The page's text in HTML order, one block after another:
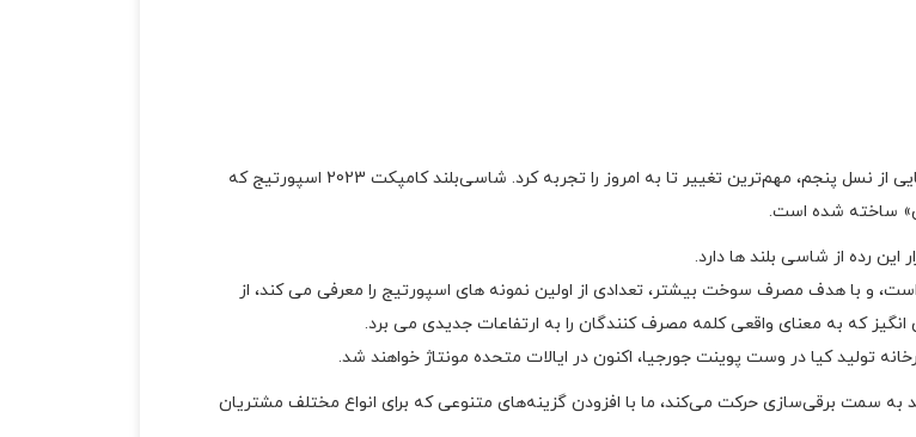
کیا اسپورتج 2023 به‌عنوان یکی از پیشگام کمپانی کیاموتورز، با رونمایی از نسل پنجم، مهم‌ترین تغییر تا به امروز را تجربه کرد. شاسی‌بلند کامپکت 2023 اسپورتیج که
ساخته شده است.
و با هدف مصرف سوخت بیشتر، تعدادی از اولین نمونه های اسپورتیج را معرفی می کند، از
که به معنای واقعی کلمه مصرف کنندگان را به ارتفاعات جدیدی می برد.
سمت برقی‌سازی حرکت می‌کند، ما با افزودن گزینه‌های متنوعی که برای انواع مختلف مشتریان